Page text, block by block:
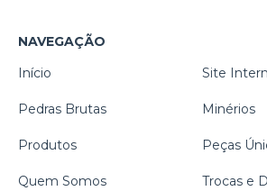
NAVEGAÇÃO
Início
Site
Pedras Brutas Minérios
Produtos Peças
Quem Somos Trocas e